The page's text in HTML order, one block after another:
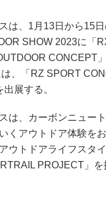
は、1月13日から15
SHOW 2023に「
CONCEPT
、「RZ SPORT
出展する。
は、カーボンニュー
くアウトドア体験を
ウトドアライフスタ
PROJECT」を